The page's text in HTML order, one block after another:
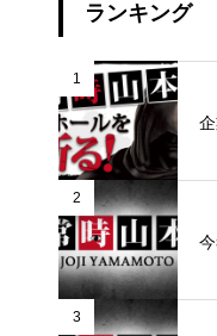
ランキング
1
2
3